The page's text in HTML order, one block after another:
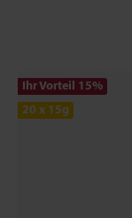
Ihr Vorteil 15%
20 x 15g